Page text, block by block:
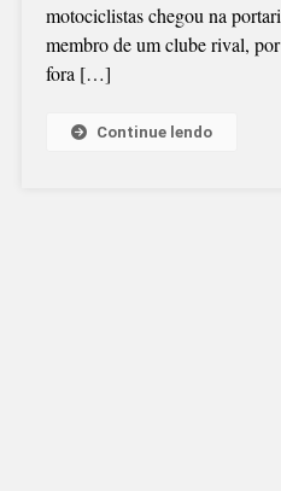
motociclistas chegou na
membro de um clube rival,
fora […]
Continue lendo